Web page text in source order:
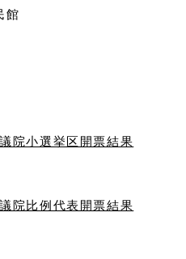
館
院小選挙区開票結果
院比例代表開票結果